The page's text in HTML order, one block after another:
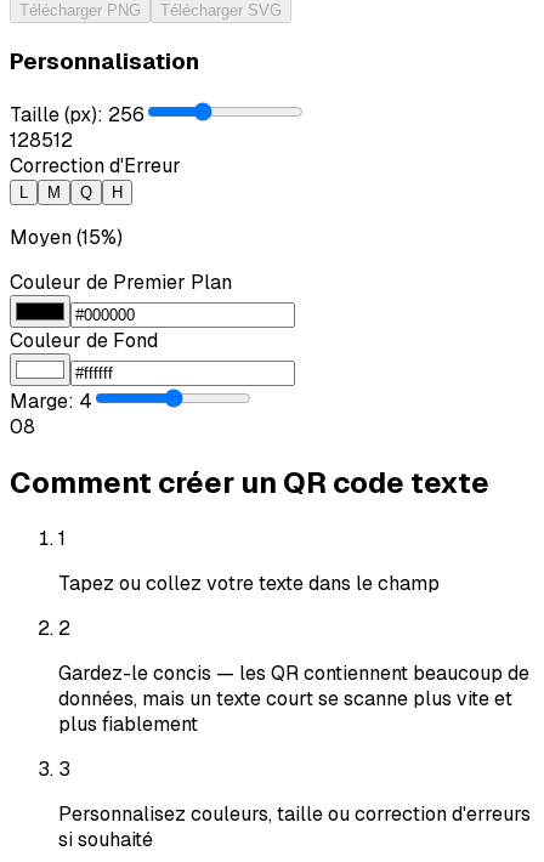
Télécharger PNG Télécharger SVG
Personnalisation
Taille (px): 256
128512
Correction d'Erreur
L M Q H
Moyen (15%)
Couleur de Premier Plan
Couleur de Fond
Marge: 4
08
Comment créer un QR code texte
1
Tapez ou collez votre texte dans le champ
2
Gardez-le concis — les QR contiennent beaucoup de
données, mais un texte court se scanne plus vite et
plus fiablement
3
Personnalisez couleurs, taille ou correction d'erreurs
si souhaité